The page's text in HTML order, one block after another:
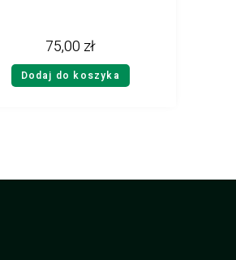
75,00 zł
Dodaj do koszyka